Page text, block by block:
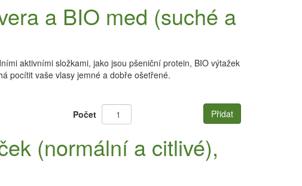
a BIO med (suché a
aktivními složkami, jako jsou pšeniční protein, BIO výtažek
pocítit vaše vlasy jemné a dobře ošetřené.
Počet Přidat
(normální a citlivé),